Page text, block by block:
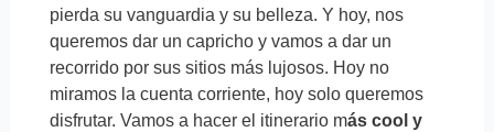
pierda su vanguardia y su belleza. Y hoy, nos
queremos dar un capricho y vamos a dar un
recorrido por sus sitios más lujosos. Hoy no
miramos la cuenta corriente, hoy solo queremos
disfrutar. Vamos a hacer el itinerario más cool y